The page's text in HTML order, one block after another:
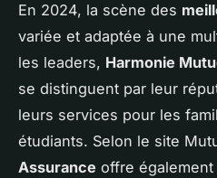
En 2024, la scène des
variée et adaptée à une
les leaders, Harmonie
se distinguent par leur
leurs services pour les
étudiants. Selon le site
Assurance offre